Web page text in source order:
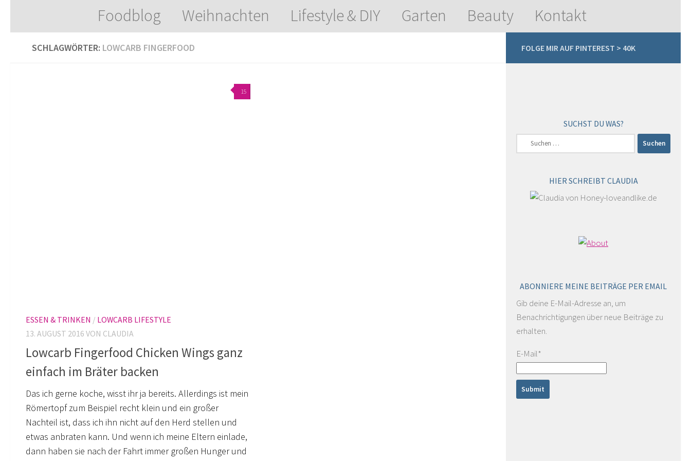
Foodblog Weihnachten Lifestyle & DIY Garten Beauty Kontakt
SCHLAGWÖRTER: LOWCARB FINGERFOOD
15
ESSEN & TRINKEN / LOWCARB LIFESTYLE
VON CLAUDIA
13. AUGUST 2016
Lowcarb Fingerfood Chicken Wings ganz
einfach im Bräter backen
Das ich gerne koche, wisst ihr ja bereits. Allerdings ist mein
Römertopf zum Beispiel recht klein und ein großer
Nachteil ist, dass ich ihn nicht auf den Herd stellen und
etwas anbraten kann. Und wenn ich meine Eltern einlade,
dann haben sie nach der Fahrt immer großen Hunger und
FOLGE MIR AUF PINTEREST > 40K
SUCHST DU WAS?
Suchen
nach:
HIER SCHREIBT CLAUDIA
ABONNIERE MEINE BEITRÄGE PER EMAIL
Gib deine E-Mail-Adresse an, um
Benachrichtigungen über neue Beiträge zu
erhalten.
E-Mail*